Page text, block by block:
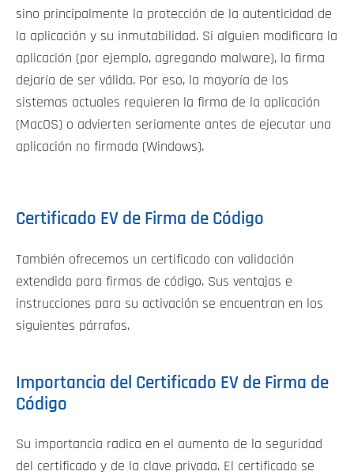
sino principalmente la protección de la autenticidad de
la aplicación y su inmutabilidad. Si alguien modificara la
aplicación (por ejemplo, agregando malware), la firma
dejaría de ser válida. Por eso, la mayoría de los
sistemas actuales requieren la firma de la aplicación
(MacOS) o advierten seriamente antes de ejecutar una
aplicación no firmada (Windows).
Certificado EV de Firma de Código
También ofrecemos un certificado con validación
extendida para firmas de código. Sus ventajas e
instrucciones para su activación se encuentran en los
siguientes párrafos.
Importancia del Certificado EV de Firma de
Código
Su importancia radica en el aumento de la seguridad
del certificado y de la clave privada. El certificado se